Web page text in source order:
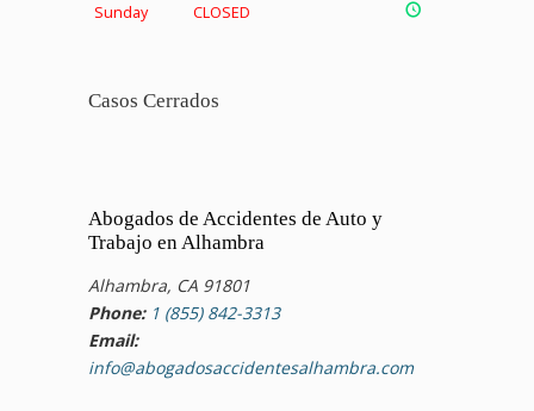
Sunday CLOSED
Casos Cerrados
Abogados de Accidentes de Auto y
Trabajo en Alhambra
Alhambra, CA 91801
Phone: 1 (855) 842-3313
Email:
info@abogadosaccidentesalhambra.com